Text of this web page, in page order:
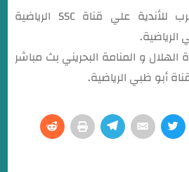
تذاع مباريات كأس العرب للأندية علي قناة SSC الرياضية
و المنامة البحريني بث مباشر